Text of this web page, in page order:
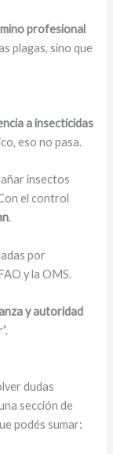
profesional
plagas, sino que
a insecticidas
eso no pasa.
insectos
el control
.
por
y la OMS.
y autoridad
dudas
sección de
podés sumar: